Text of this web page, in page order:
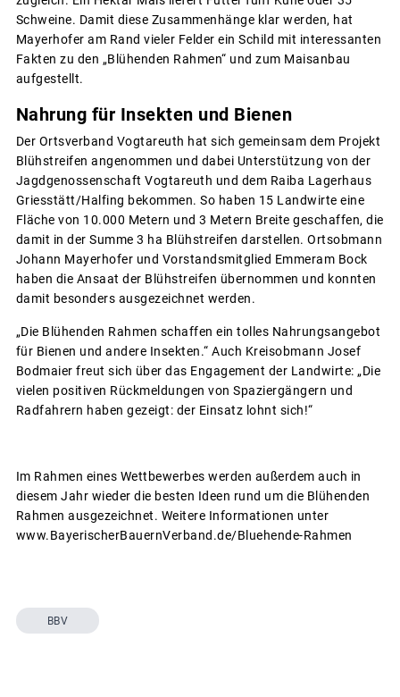
Schweine. Damit diese Zusammenhänge klar werden, hat
Mayerhofer am Rand vieler Felder ein Schild mit interessanten
Fakten zu den „Blühenden Rahmen“ und zum Maisanbau
aufgestellt.
Nahrung für Insekten und Bienen
Der Ortsverband Vogtareuth hat sich gemeinsam dem Projekt
Blühstreifen angenommen und dabei Unterstützung von der
Jagdgenossenschaft Vogtareuth und dem Raiba Lagerhaus
Griesstätt/Halfing bekommen. So haben 15 Landwirte eine
Fläche von 10.000 Metern und 3 Metern Breite geschaffen, die
damit in der Summe 3 ha Blühstreifen darstellen. Ortsobmann
Johann Mayerhofer und Vorstandsmitglied Emmeram Bock
haben die Ansaat der Blühstreifen übernommen und konnten
damit besonders ausgezeichnet werden.
„Die Blühenden Rahmen schaffen ein tolles Nahrungsangebot
für Bienen und andere Insekten.“ Auch Kreisobmann Josef
Bodmaier freut sich über das Engagement der Landwirte: „Die
vielen positiven Rückmeldungen von Spaziergängern und
Radfahrern haben gezeigt: der Einsatz lohnt sich!“
Im Rahmen eines Wettbewerbes werden außerdem auch in
diesem Jahr wieder die besten Ideen rund um die Blühenden
Rahmen ausgezeichnet. Weitere Informationen unter
www.BayerischerBauernVerband.de/Bluehende-Rahmen
BBV